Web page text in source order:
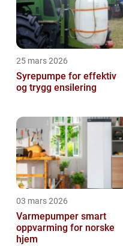
25 mars 2026
Syrepumpe for effektiv
og trygg ensilering
03 mars 2026
Varmepumper smart
oppvarming for norske
hjem